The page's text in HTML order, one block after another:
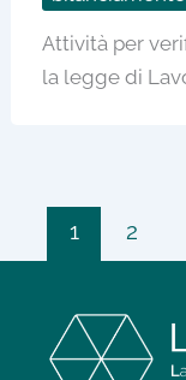
Attività per
la legge di
1 2